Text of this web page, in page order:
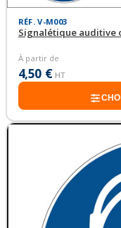
RÉF. V-M003
Signalétique auditive
À partir de
4,50 € HT